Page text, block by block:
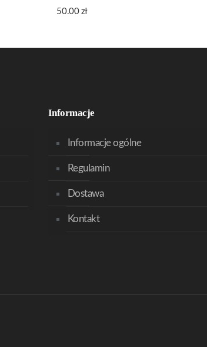
50.00 zł
Informacje
Informacje ogólne
Regulamin
Dostawa
Kontakt